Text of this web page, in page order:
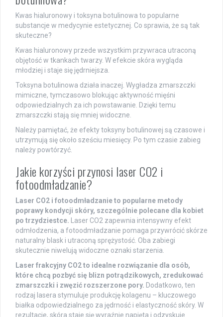
Kwas hialuronowy i toksyna botulinowa to popularne
substancje w medycynie estetycznej. Co sprawia, że są tak
skuteczne?
Kwas hialuronowy przede wszystkim przywraca utraconą
objętość w tkankach twarzy. W efekcie skóra wygląda
młodziej i staje się jędrniejsza.
Toksyna botulinowa działa inaczej. Wygładza zmarszczki
mimiczne, tymczasowo blokując aktywność mięśni
odpowiedzialnych za ich powstawanie. Dzięki temu
zmarszczki stają się mniej widoczne.
Należy pamiętać, że efekty toksyny botulinowej są czasowe i
utrzymują się około sześciu miesięcy. Po tym czasie zabieg
należy powtórzyć.
Jakie korzyści przynosi laser CO2 i
fotoodmładzanie?
Laser CO2 i fotoodmładzanie to popularne metody
poprawy kondycji skóry, szczególnie polecane dla kobiet
po trzydziestce. Laser CO2 zapewnia intensywny efekt
odmłodzenia, a fotoodmładzanie pomaga przywrócić skórze
naturalny blask i utraconą sprężystość. Oba zabiegi
skutecznie niwelują widoczne oznaki starzenia.
Laser frakcyjny CO2 to idealne rozwiązanie dla osób,
które chcą pozbyć się blizn potrądzikowych, zredukować
zmarszczki i zwęzić rozszerzone pory. Dodatkowo, ten
rodzaj lasera stymuluje produkcję kolagenu – kluczowego
białka odpowiedzialnego za jędrność i elastyczność skóry. W
rezultacie, skóra staje się wyraźnie napięta i odzyskuje